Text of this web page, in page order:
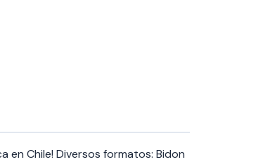
en Chile! Diversos formatos: Bidon